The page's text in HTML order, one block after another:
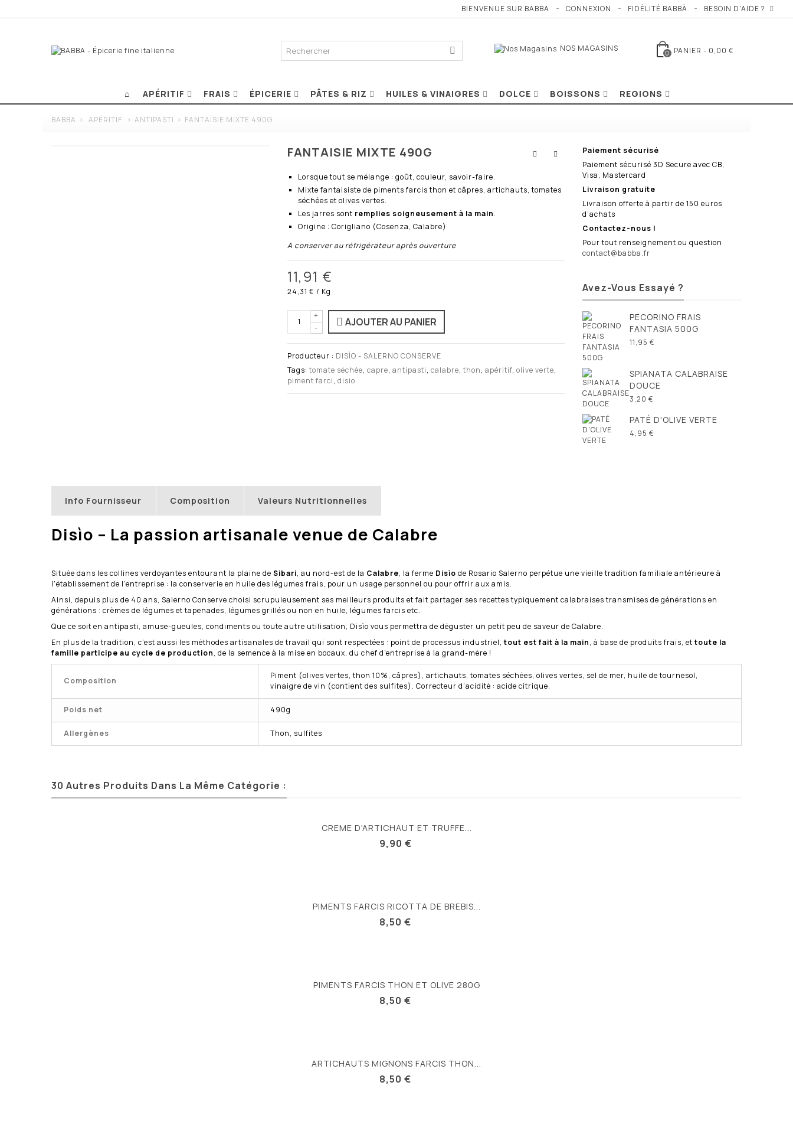
BESOIN D'AIDE ?
FIDÉLITÉ BABBÀ
CONNEXION
BIENVENUE SUR BABBA
0 PANIER - 0,00 €
NOS MAGASINS
APÉRITIF FRAIS ÉPICERIE PÂTES & RIZ HUILES & VINAIGRES DOLCE BOISSONS REGIONS
BABBA > APÉRITIF > ANTIPASTI > FANTAISIE MIXTE 490G
FANTAISIE MIXTE 490G
Lorsque tout se mélange : goût, couleur, savoir-faire.
Mixte fantaisiste de piments farcis thon et câpres, artichauts, tomates
séchées et olives vertes.
Les jarres sont remplies soigneusement à la main.
Origine : Corigliano (Cosenza, Calabre)
A conserver au réfrigérateur après ouverture
11,91 €
24,31 € / Kg
-
+ AJOUTER AU PANIER
Producteur : DISÌO - SALERNO CONSERVE
Tags:tomate séchée, capre, antipasti, calabre,thon, apéritif, olive verte,
piment farci, disio
Paiement sécurisé
Paiement sécurisé 3D Secure avec CB,
Visa, Mastercard
Livraison gratuite
Livraison offerte à partir de 150 euros
d’achats
Contactez-nous !
Pour tout renseignement ou question
contact@babba.fr
Avez-Vous Essayé ?
PECORINO FRAIS
FANTASIA 500G
11,95 €
SPIANATA CALABRAISE
DOUCE
3,20 €
PATÉ D'OLIVE VERTE
4,95 €
Info Fournisseur Composition Valeurs Nutritionnelles
Disìo – La passion artisanale venue de Calabre
Située dans les collines verdoyantes entourant la plaine de Sibari, au nord-est de la Calabre, la ferme Disìo de Rosario Salerno perpétue une vieille tradition familiale antérieure à
l’établissement de l’entreprise : la conserverie en huile des légumes frais, pour un usage personnel ou pour offrir aux amis.
Ainsi, depuis plus de 40 ans, Salerno Conserve choisi scrupuleusement ses meilleurs produits et fait partager ses recettes typiquement calabraises transmises de générations en
générations : crèmes de légumes et tapenades, légumes grillés ou non en huile, légumes farcis etc.
Que ce soit en antipasti, amuse-gueules, condiments ou toute autre utilisation, Disìo vous permettra de déguster un petit peu de saveur de Calabre.
En plus de la tradition, c’est aussi les méthodes artisanales de travail qui sont respectées : point de processus industriel,tout est fait à la main, à base de produits frais, ettoute la
famille participe au cycle de production, de la semence à la mise en bocaux, du chef d’entreprise à la grand-mère !
Composition
Piment (olives vertes, thon 10%, câpres), artichauts, tomates séchées, olives vertes, sel de mer, huile de tournesol,
vinaigre de vin (contient des sulfites). Correcteur d’acidité : acide citrique.
Poids net 490g
Allergènes Thon, sulfites
30 Autres Produits Dans La Même Catégorie :
CREME D'ARTICHAUT ET TRUFFE...
9,90 €
PIMENTS FARCIS RICOTTA DE BREBIS...
8,50 €
PIMENTS FARCIS THON ET OLIVE 280G
8,50 €
ARTICHAUTS MIGNONS FARCIS THON...
8,50 €